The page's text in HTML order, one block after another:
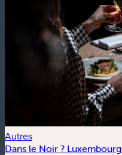
Autres
Dans le Noir ? Luxembourg